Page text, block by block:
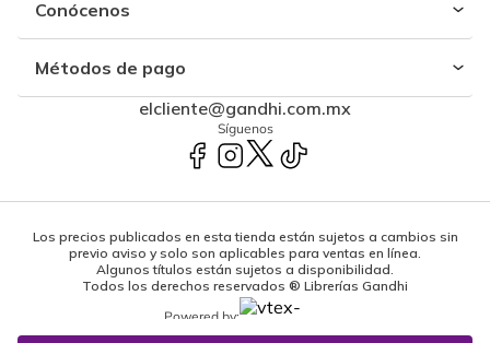
Conócenos
Métodos de pago
elcliente@gandhi.com.mx
Síguenos
Los precios publicados en esta tienda están sujetos a cambios sin
previo aviso y solo son aplicables para ventas en línea.
Algunos títulos están sujetos a disponibilidad.
Todos los derechos reservados ® Librerías Gandhi
Powered by: